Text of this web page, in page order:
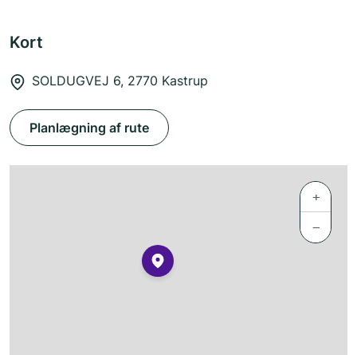
Kort
SOLDUGVEJ 6, 2770 Kastrup
Planlægning af rute
+
−